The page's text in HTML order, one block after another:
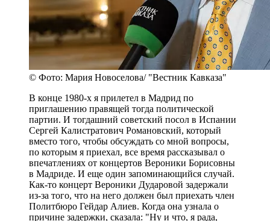
© Фото: Мария Новоселова/ "Вестник Кавказа"
В конце 1980-х я прилетел в Мадрид по
приглашению правящей тогда политической
партии. И тогдашний советский посол в Испании
Сергей Калистратович Романовский, который
вместо того, чтобы обсуждать со мной вопросы,
по которым я приехал, все время рассказывал о
впечатлениях от концертов Вероники Борисовны
в Мадриде. И еще один запоминающийся случай.
Как-то концерт Вероники Дударовой задержали
из-за того, что на него должен был приехать член
Политбюро Гейдар Алиев. Когда она узнала о
причине задержки, сказала: "Ну и что, я рада,